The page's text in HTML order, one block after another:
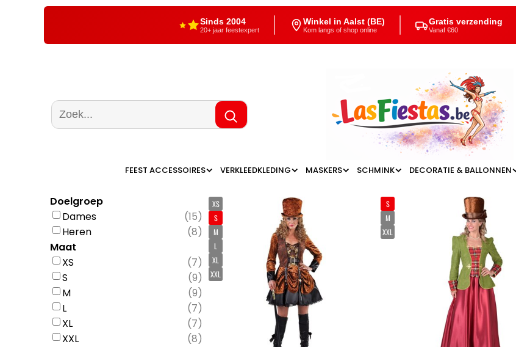
Sinds 2004
20+ jaar feestexpert
Winkel in Aalst (BE)
Kom langs of shop online
Gratis verzending
Vanaf €60
FEEST ACCESSOIRES VERKLEEDKLEDING MASKERS SCHMINK DECORATIE & BALLONNEN
Doelgroep
Dames
(15)
Heren
(8)
Maat
XS
(7)
S
(9)
M
(9)
L
(7)
XL
(7)
XXL
(8)
XS
S
M
L
XL
XXL
S
M
XXL